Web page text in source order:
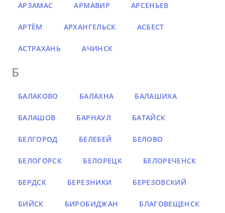
АРЗАМАС АРМАВИР АРСЕНЬЕВ
АРТЁМ АРХАНГЕЛЬСК АСБЕСТ
АСТРАХАНЬ АЧИНСК
Б
БАЛАКОВО БАЛАХНА БАЛАШИХА
БАЛАШОВ БАРНАУЛ БАТАЙСК
БЕЛГОРОД БЕЛЕБЕЙ БЕЛОВО
БЕЛОГОРСК БЕЛОРЕЦК БЕЛОРЕЧЕНСК
БЕРДСК БЕРЕЗНИКИ БЕРЕЗОВСКИЙ
БИЙСК БИРОБИДЖАН БЛАГОВЕЩЕНСК